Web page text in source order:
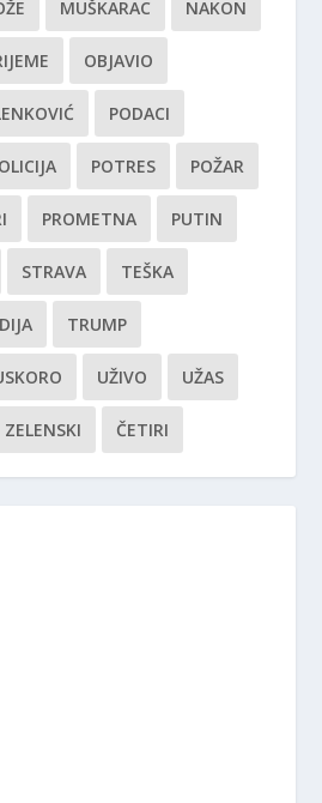
MUŠKARAC NAKON
OBJAVIO
PODACI
POTRES POŽAR
PROMETNA PUTIN
STRAVA TEŠKA
TRUMP
UŽIVO UŽAS
ZELENSKI ČETIRI